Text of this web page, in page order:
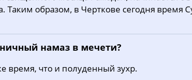
12:20 16:04
Таким образом, в Черткове сегодня время
намаз в мечети?
время, что и полуденный зухр.